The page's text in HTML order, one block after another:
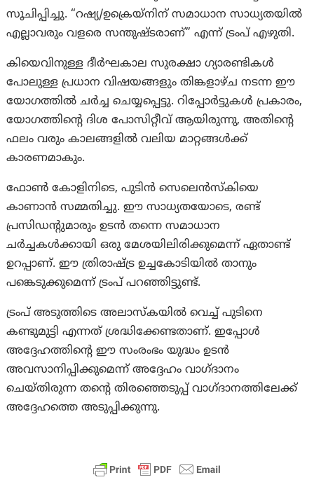
സൂചിപ്പിച്ചു. “റഷ്യ/ഉക്രെയ്നിന് സമാധാന സാധ്യതയിൽ
എല്ലാവരും വളരെ സന്തുഷ്ടരാണ്” എന്ന് ട്രംപ് എഴുതി.
കിയെവിനുള്ള ദീർഘകാല സുരക്ഷാ ഗ്യാരണ്ടികൾ
പോലുള്ള പ്രധാന വിഷയങ്ങളും തിങ്കളാഴ്ച നടന്ന ഈ
യോഗത്തിൽ ചർച്ച ചെയ്യപ്പെട്ടു. റിപ്പോർട്ടുകൾ പ്രകാരം,
യോഗത്തിന്റെ ദിശ പോസിറ്റീവ് ആയിരുന്നു, അതിന്റെ
ഫലം വരും കാലങ്ങളിൽ വലിയ മാറ്റങ്ങൾക്ക്
കാരണമാകും.
ഫോൺ കോളിനിടെ, പുടിൻ സെലെൻസ്‌കിയെ
കാണാൻ സമ്മതിച്ചു. ഈ സാധ്യതയോടെ, രണ്ട്
പ്രസിഡന്റുമാരും ഉടൻ തന്നെ സമാധാന
ചർച്ചകൾക്കായി ഒരു മേശയിലിരിക്കുമെന്ന് ഏതാണ്ട്
ഉറപ്പാണ്. ഈ ത്രിരാഷ്ട്ര ഉച്ചകോടിയിൽ താനും
പങ്കെടുക്കുമെന്ന് ട്രംപ് പറഞ്ഞിട്ടുണ്ട്.
ട്രംപ് അടുത്തിടെ അലാസ്കയിൽ വെച്ച് പുടിനെ
കണ്ടുമുട്ടി എന്നത് ശ്രദ്ധിക്കേണ്ടതാണ്. ഇപ്പോൾ
അദ്ദേഹത്തിന്റെ ഈ സംരംഭം യുദ്ധം ഉടൻ
അവസാനിപ്പിക്കുമെന്ന് അദ്ദേഹം വാഗ്ദാനം
ചെയ്തിരുന്ന തന്റെ തിരഞ്ഞെടുപ്പ് വാഗ്ദാനത്തിലേക്ക്
അദ്ദേഹത്തെ അടുപ്പിക്കുന്നു.